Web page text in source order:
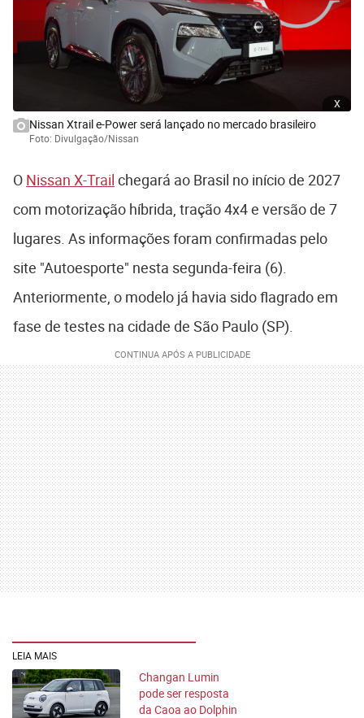
x
Nissan Xtrail e-Power será lançado no mercado brasileiro
Foto: Divulgação/Nissan
O Nissan X-Trail chegará ao Brasil no início de 2027
com motorização híbrida, tração 4x4 e versão de 7
lugares. As informações foram confirmadas pelo
site "Autoesporte" nesta segunda-feira (6).
Anteriormente, o modelo já havia sido flagrado em
fase de testes na cidade de São Paulo (SP).
LEIA MAIS
Changan Lumin
pode ser resposta
da Caoa ao Dolphin